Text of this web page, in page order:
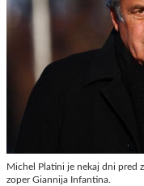
Michel Platini je nekaj dni pred
zoper Giannija Infantina.